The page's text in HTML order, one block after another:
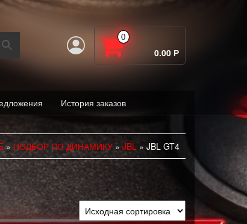
0
0.00 Р
История заказов
»ПОДБОР ПО ДИНАМИКУ » JBL » JBL GT4